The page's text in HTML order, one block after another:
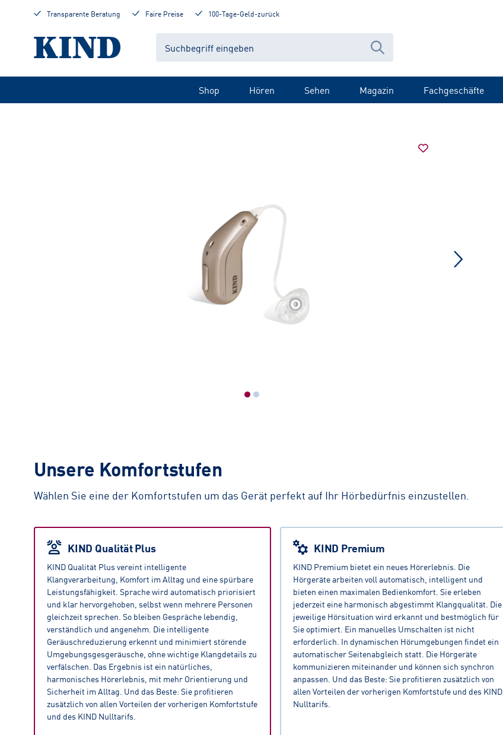
Transparente Beratung Faire Preise 100-Tage-Geld-zurück
Shop Hören Sehen Magazin Fachgeschäfte
Unsere Komfortstufen
Wählen Sie eine der Komfortstufen um das Gerät perfekt auf Ihr Hörbedürfnis einzustellen.
KIND Qualität Plus
KIND Qualität Plus vereint intelligente
Klangverarbeitung, Komfort im Alltag und eine spürbare
Leistungsfähigkeit. Sprache wird automatisch priorisiert
und klar hervorgehoben, selbst wenn mehrere Personen
gleichzeit sprechen. So bleiben Gespräche lebendig,
verständlich und angenehm. Die intelligente
Geräuschreduzierung erkennt und minimiert störende
Umgebungsgesgeräusche, ohne wichtige Klangdetails zu
verfälschen. Das Ergebnis ist ein natürliches,
harmonisches Hörerlebnis, mit mehr Orientierung und
Sicherheit im Alltag. Und das Beste: Sie profitieren
zusätzlich von allen Vorteilen der vorherigen Komfortstufe
und des KIND Nulltarifs.
KIND Premium
KIND Premium bietet ein neues Hörerlebnis. Die
Hörgeräte arbeiten voll automatisch, intelligent und
bieten einen maximalen Bedienkomfort. Sie erleben
jederzeit eine harmonisch abgestimmt Klangqualität. Die
jeweilige Hörsituation wird erkannt und bestmöglich für
Sie optimiert. Ein manuelles Umschalten ist nicht
erforderlich. In dynamischen Hörumgebungen findet ein
automatischer Seitenabgleich statt. Die Hörgeräte
kommunizieren miteinander und können sich synchron
anpassen. Und das Beste: Sie profitieren zusätzlich von
allen Vorteilen der vorherigen Komfortstufe und des KIND
Nulltarifs.